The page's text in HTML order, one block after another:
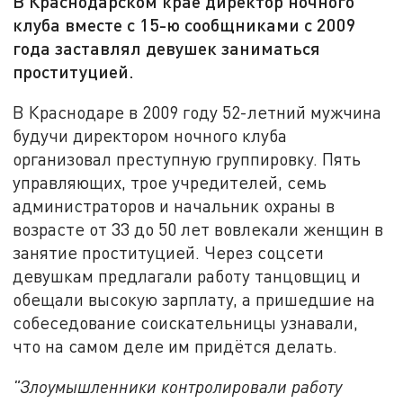
клуба вместе с 15-ю сообщниками с 2009
года заставлял девушек заниматься
проституцией.
В Краснодаре в 2009 году 52-летний мужчина
будучи директором ночного клуба
организовал преступную группировку. Пять
управляющих, трое учредителей, семь
администраторов и начальник охраны в
возрасте от 33 до 50 лет вовлекали женщин в
занятие проституцией. Через соцсети
девушкам предлагали работу танцовщиц и
обещали высокую зарплату, а пришедшие на
собеседование соискательницы узнавали,
что на самом деле им придётся делать.
"Злоумышленники контролировали работу